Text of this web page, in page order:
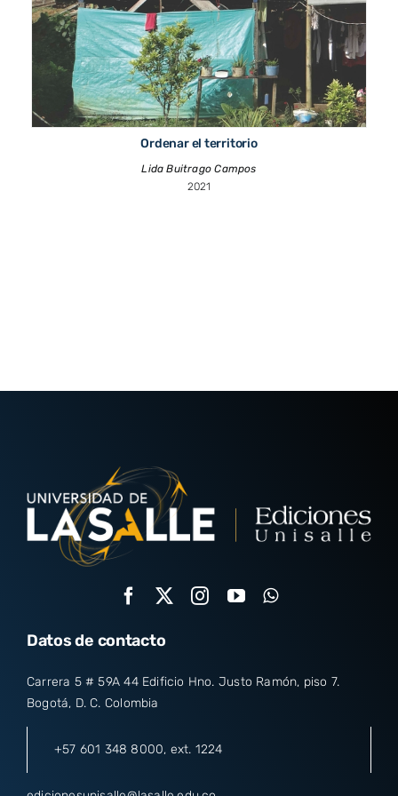
Ordenar el territorio
Lida Buitrago Campos
2021
Datos de contacto
Carrera 5 # 59A 44 Edificio Hno. Justo Ramón, piso 7.
Bogotá, D. C. Colombia
+57 601 348 8000, ext. 1224